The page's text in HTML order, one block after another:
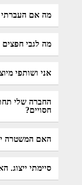
מה אם העברתי
מה לגבי חפצים
אני ושותפי
החברה שלי
חסויים?
האם המשטרה
סיימתי ייצוג.